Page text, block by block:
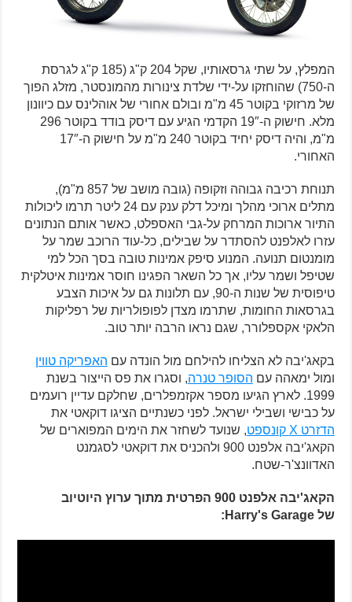
המפלץ, על שתי גרסאותיו, שקל 204 ק"ג (185 ק"ג לגרסת
ה-750) שהוחזקו על-ידי שלדת צינורות מהמונסטר, מזלג הפוך
של מרזוקי בקוטר 45 מ"מ ובולם אחורי של אוהלינס עם כיוונון
מלא. חישוק ה-19″ הקדמי הגיע עם דיסק בודד בקוטר 296
מ"מ, והיה דיסק יחיד בקוטר 240 מ"מ על חישוק ה-17″
האחורי.
תנוחת רכיבה גבוהה וזקופה (גובה מושב של 857 מ"מ),
מתלים ארוכי מהלך ומיכל דלק ענק עם 24 ליטר תרמו ליכולות
התיור ארוכות המרחק על-גבי האספלט, כאשר אותם הנתונים
עזרו לאלפנט להסתדר על שבילים, כל-עוד הרוכב שמר על
מומנטום תנועה. המנוע סיפק אמינות טובה בסך הכל למי
שטיפל ושמר עליו, אך כל השאר הפגינו חוסר אמינות איטלקית
טיפוסית של שנות ה-90, עם תלונות גם על איכות הצבע
בגרסאות החומות, שתרמו מצדן לפופולריות של רפליקות
הלאקי אקספלורר, שגם נראו הרבה יותר טוב.
בקאג'יבה לא הצליחו להילחם מול הונדה עם האפריקה טווין
ומול ימאהה עם הסופר טנרה, וסגרו את פס הייצור בשנת
1999. לארץ הגיעו מספר אקזמפלרים, שחלקם עדיין רועמים
על כבישי ושבילי ישראל. לפני כשנתיים הציגו דוקאטי את
הדזרט X קונספט
, שנועד לשחזר את הימים המפוארים של
הקאג'יבה אלפנט 900 ולהכניס את דוקאטי לסגמנט
האדוונצ'ר-שטח.
הקאג'יבה אלפנט 900 הפרטית מתוך ערוץ היוטיוב
של Harry's Garage: